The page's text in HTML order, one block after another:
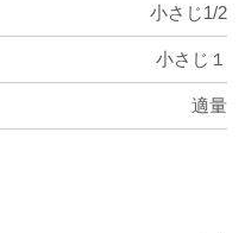
小さじ1/2
小さじ１
適量